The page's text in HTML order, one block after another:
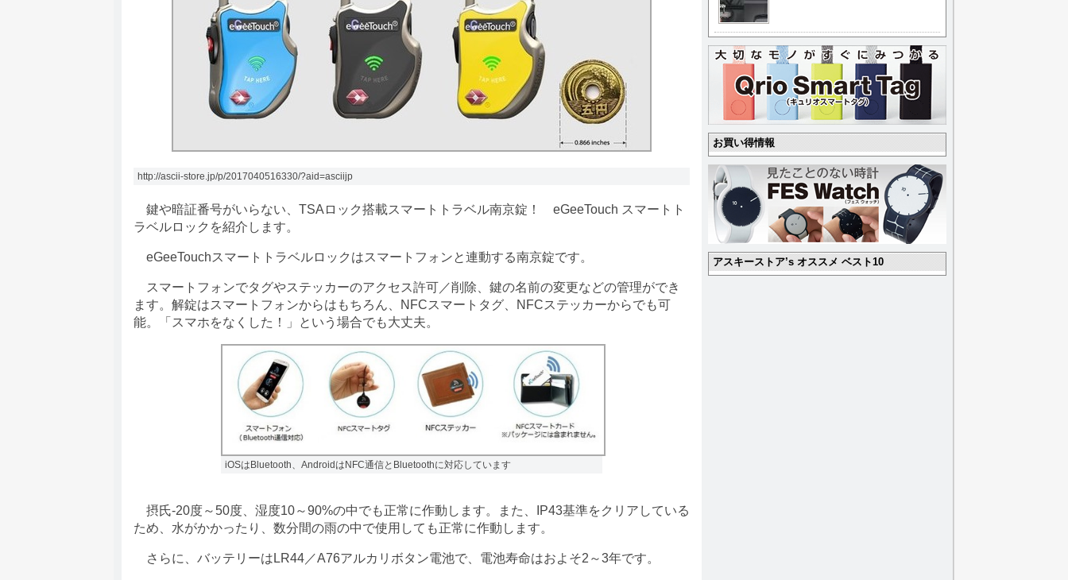
http://ascii-store.jp/p/2017040516330/?aid=asciijp
鍵や暗証番号がいらない、TSAロック搭載スマートトラベル南京錠！ eGeeTouch スマートト
ラベルロックを紹介します。
eGeeTouchスマートトラベルロックはスマートフォンと連動する南京錠です。
スマートフォンでタグやステッカーのアクセス許可／削除、鍵の名前の変更などの管理ができ
ます。解錠はスマートフォンからはもちろん、NFCスマートタグ、NFCステッカーからでも可
能。「スマホをなくした！」という場合でも大丈夫。
iOSはBluetooth、AndroidはNFC通信とBluetoothに対応しています
摂氏-20度～50度、湿度10～90%の中でも正常に作動します。また、IP43基準をクリアしている
ため、水がかかったり、数分間の雨の中で使用しても正常に作動します。
さらに、バッテリーはLR44／A76アルカリボタン電池で、電池寿命はおよそ2～3年です。
お買い得情報
アスキーストア’s オススメ ベスト10